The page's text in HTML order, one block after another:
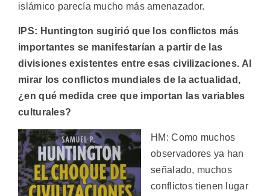
islámico parecía mucho más amenazador.
IPS: Huntington sugirió que los conflictos más
importantes se manifestarían a partir de las
divisiones existentes entre esas civilizaciones. Al
mirar los conflictos mundiales de la actualidad,
¿en qué medida cree que importan las variables
culturales?
HM: Como muchos
observadores ya han
señalado, muchos
conflictos tienen lugar